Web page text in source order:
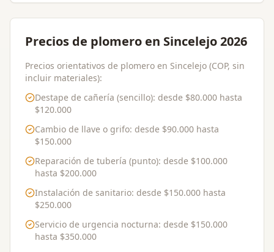
Precios de plomero en Sincelejo 2026
Precios orientativos de plomero en Sincelejo (COP, sin
incluir materiales):
Destape de cañería (sencillo): desde $80.000 hasta
$120.000
Cambio de llave o grifo: desde $90.000 hasta
$150.000
Reparación de tubería (punto): desde $100.000
hasta $200.000
Instalación de sanitario: desde $150.000 hasta
$250.000
Servicio de urgencia nocturna: desde $150.000
hasta $350.000